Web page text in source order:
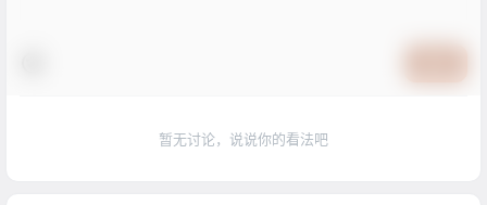
暂无讨论，说说你的看法吧